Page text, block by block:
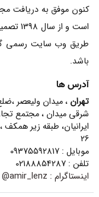
است و
طریق وب سایت رسمی
باشد.
آدرس ها
تهران ، میدان ولیعصر
شرقی میدان ، مجتمع
ایرانیان، طبقه زیر همکف
26
موبایل : 09375592817
تلفن : 02188854287
اینستاگرام : amir_lenz@